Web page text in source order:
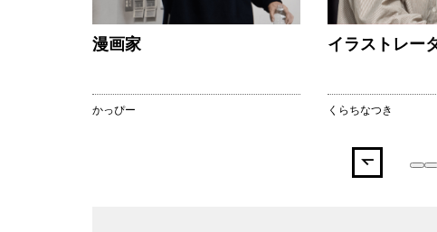
漫画家
かっぴー
イラストレー
くらちなつき